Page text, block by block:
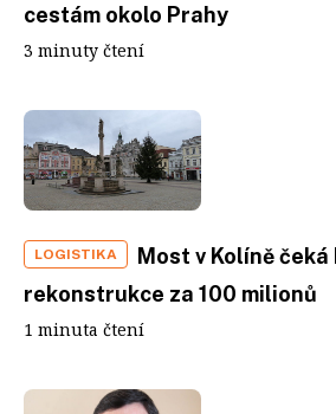
cestám okolo Prahy
3 minuty čtení
LOGISTIKA
Most v Kolíně
rekonstrukce za 100 milionů
1 minuta čtení